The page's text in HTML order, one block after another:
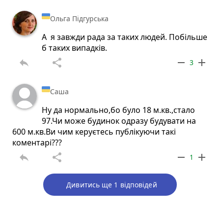
Ольга Підгурська
А я завжди рада за таких людей. Побільше
б таких випадків.
reply share remove 3 add
Саша
Ну да нормально,бо було 18 м.кв.,стало
97.Чи може будинок одразу будувати на
600 м.кв.Ви чим керуєтесь публікуючи такі
коментарі???
reply share remove 1 add
Дивитись ще 1 відповідей